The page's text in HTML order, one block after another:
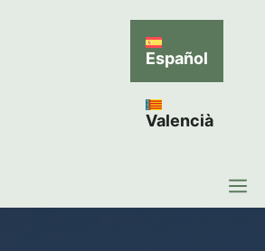
Español
Valencià